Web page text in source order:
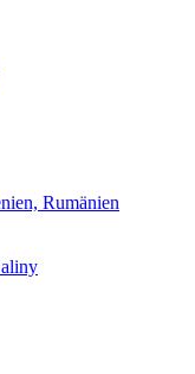
Rumänien